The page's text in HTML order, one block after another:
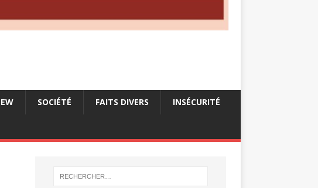
SOCIÉTÉ FAITS DIVERS INSÉCURITÉ